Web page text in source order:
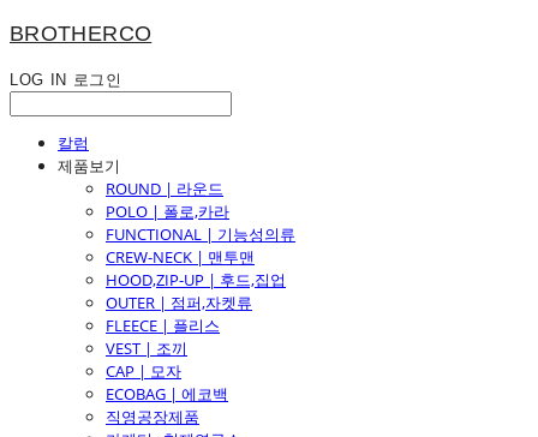
BROTHERCO
LOG IN 로그인
칼럼
제품보기
ROUND | 라운드
POLO | 폴로,카라
FUNCTIONAL | 기능성의류
CREW-NECK | 맨투맨
HOOD,ZIP-UP | 후드,집업
OUTER | 점퍼,자켓류
FLEECE | 플리스
VEST | 조끼
CAP | 모자
ECOBAG | 에코백
직영공장제품